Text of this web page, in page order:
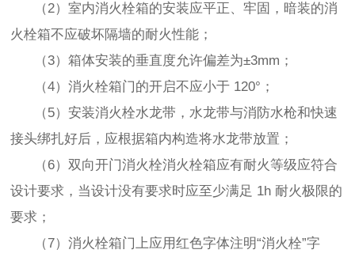
（2）室内消火栓箱的安装应平正、牢固，暗装的消
火栓箱不应破坏隔墙的耐火性能；
（3）箱体安装的垂直度允许偏差为±3mm；
（4）消火栓箱门的开启不应小于 120°；
（5）安装消火栓水龙带，水龙带与消防水枪和快速
接头绑扎好后，应根据箱内构造将水龙带放置；
（6）双向开门消火栓消火栓箱应有耐火等级应符合
设计要求，当设计没有要求时应至少满足 1h 耐火极限的
要求；
（7）消火栓箱门上应用红色字体注明“消火栓”字